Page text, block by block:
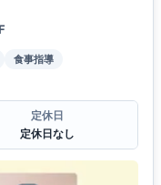
食事指導
定休日
定休日なし